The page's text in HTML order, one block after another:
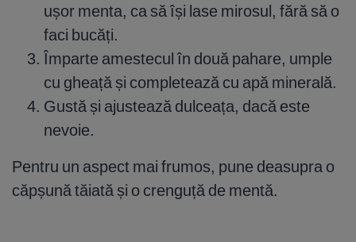
ușor menta, ca să își lase mirosul, fără să o
faci bucăți.
Împarte amestecul în două pahare, umple
cu gheață și completează cu apă minerală.
Gustă și ajustează dulceața, dacă este
nevoie.
Pentru un aspect mai frumos, pune deasupra o
căpșună tăiată și o crenguță de mentă.